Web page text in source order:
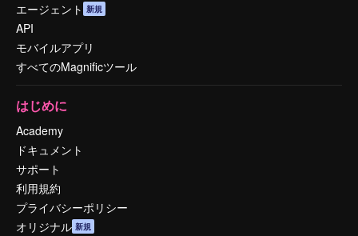
エージェント 新規
API
モバイルアプリ
すべてのMagnificツール
はじめに
Academy
ドキュメント
サポート
利用規約
プライバシーポリシー
オリジナル 新規